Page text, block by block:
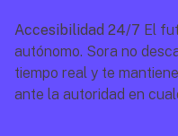
Accesibilidad 24/7 El
autónomo. Sora no
tiempo real y te
ante la autoridad en